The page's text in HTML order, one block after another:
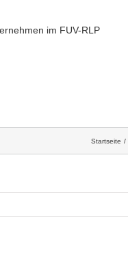
im FUV-RLP
Startseite